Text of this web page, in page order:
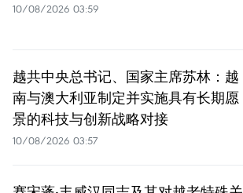
10/08/2026 03:59
越共中央总书记、国家主席苏林：越
南与澳大利亚制定并实施具有长期愿
景的科技与创新战略对接
10/08/2026 03:57